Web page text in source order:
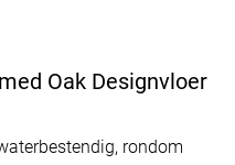
Oak Designvloer
rondom